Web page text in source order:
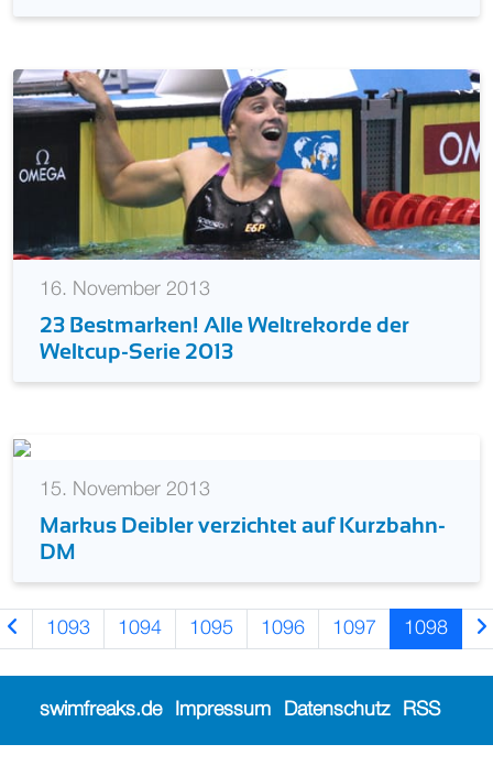
16. November 2013
23 Bestmarken! Alle Weltrekorde der
Weltcup-Serie 2013
15. November 2013
Markus Deibler verzichtet auf Kurzbahn-
DM
1093 1094 1095 1096 1097 1098
swimfreaks.de Impressum Datenschutz RSS